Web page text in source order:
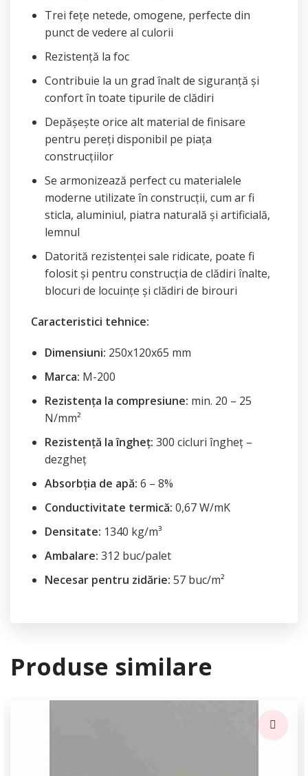
Trei fețe netede, omogene, perfecte din
punct de vedere al culorii
Rezistență la foc
Contribuie la un grad înalt de siguranță și
confort în toate tipurile de clădiri
Depășește orice alt material de finisare
pentru pereți disponibil pe piața
construcțiilor
Se armonizează perfect cu materialele
moderne utilizate în construcții, cum ar fi
sticla, aluminiul, piatra naturală și artificială,
lemnul
Datorită rezistenței sale ridicate, poate fi
folosit și pentru construcția de clădiri înalte,
blocuri de locuințe și clădiri de birouri
Caracteristici tehnice:
Dimensiuni: 250x120x65 mm
Marca: M-200
Rezistența la compresiune: min. 20 – 25
N/mm²
Rezistență la îngheț: 300 cicluri îngheț –
dezgheț
Absorbția de apă: 6 – 8%
Conductivitate termică: 0,67 W/mK
Densitate: 1340 kg/m³
Ambalare: 312 buc/palet
Necesar pentru zidărie: 57 buc/m²
Produse similare